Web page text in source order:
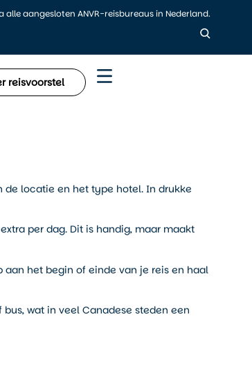
alle aangesloten ANVR-reisbureaus in Nederland.
reisvoorstel
de locatie en het type hotel. In drukke
extra per dag. Dit is handig, maar maakt
het begin of einde van je reis en haal
wat in veel Canadese steden een